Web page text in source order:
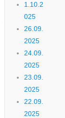
1.10.2
025
26.09.
2025
24.09.
2025
23.09.
2025
22.09.
2025